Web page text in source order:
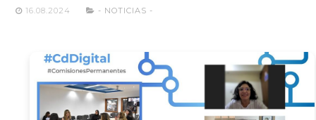
16.08.2024 - NOTICIAS -